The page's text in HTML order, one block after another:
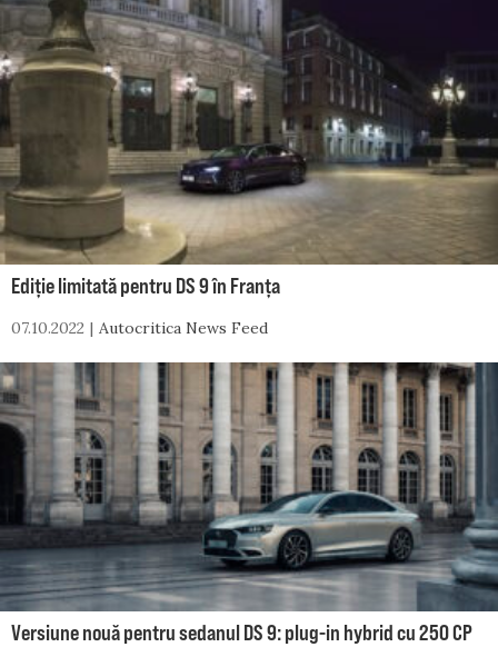
Ediție limitată pentru DS 9 în Franța
07.10.2022 Autocritica News Feed
Versiune nouă pentru sedanul DS 9: plug-in hybrid cu 250 CP